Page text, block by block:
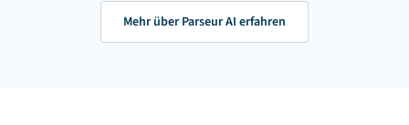
Mehr über Parseur AI erfahren